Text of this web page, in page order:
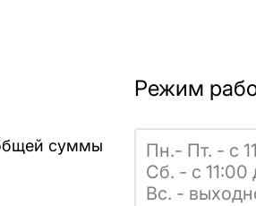
суммы
Режим
Пн.- Пт. - с
Сб. - с 11:00
Вс. -